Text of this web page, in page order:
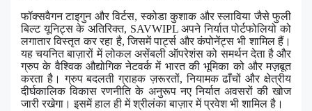
फॉक्सवैगन टाइगुन और विर्टस,स्कोडा कुशाक और स्लाविया जैसे फुली
बिल्ट यूनिट्स के अतिरिक्त, SAVWIPLअपने निर्यात पोर्टफोलियो को
लगातार विस्तृत कर रहा है,जिसमें पार्ट्स और कंपोनेंट्स भी शामिल हैं।
यह चयनित बाज़ारों में लोकल असेंबली ऑपरेशंस को समर्थन देता है और
ग्रुप के वैश्विक औद्योगिक नेटवर्क में भारत की भूमिका को और मज़बूत
करता है। ग्रुप बदलती ग्राहक ज़रूरतों,नियामक ढाँचों और क्षेत्रीय
दीर्घकालिक विकास रणनीति के अनुरूप नए निर्यात अवसरों की खोज
जारी रखेगा। इसमें हाल ही में श्रीलंका बाज़ार में प्रवेश भी शामिल है।